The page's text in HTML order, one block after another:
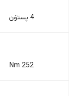
4 پستۆن
252 Nm